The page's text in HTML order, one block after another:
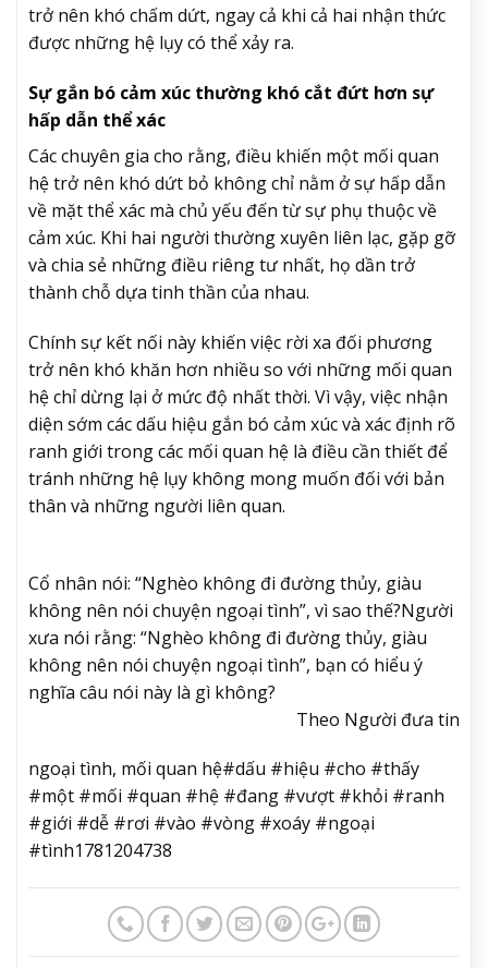
trở nên khó chấm dứt, ngay cả khi cả hai nhận thức
được những hệ lụy có thể xảy ra.
Sự gắn bó cảm xúc thường khó cắt đứt hơn sự
hấp dẫn thể xác
Các chuyên gia cho rằng, điều khiến một mối quan
hệ trở nên khó dứt bỏ không chỉ nằm ở sự hấp dẫn
về mặt thể xác mà chủ yếu đến từ sự phụ thuộc về
cảm xúc. Khi hai người thường xuyên liên lạc, gặp gỡ
và chia sẻ những điều riêng tư nhất, họ dần trở
thành chỗ dựa tinh thần của nhau.
Chính sự kết nối này khiến việc rời xa đối phương
trở nên khó khăn hơn nhiều so với những mối quan
hệ chỉ dừng lại ở mức độ nhất thời. Vì vậy, việc nhận
diện sớm các dấu hiệu gắn bó cảm xúc và xác định rõ
ranh giới trong các mối quan hệ là điều cần thiết để
tránh những hệ lụy không mong muốn đối với bản
thân và những người liên quan.
Cổ nhân nói: “Nghèo không đi đường thủy, giàu
không nên nói chuyện ngoại tình”, vì sao thế?Người
xưa nói rằng: “Nghèo không đi đường thủy, giàu
không nên nói chuyện ngoại tình”, bạn có hiểu ý
nghĩa câu nói này là gì không?
Theo Người đưa tin
ngoại tình, mối quan hệ#dấu #hiệu #cho #thấy
#một #mối #quan #hệ #đang #vượt #khỏi #ranh
#giới #dễ #rơi #vào #vòng #xoáy #ngoại
#tình1781204738